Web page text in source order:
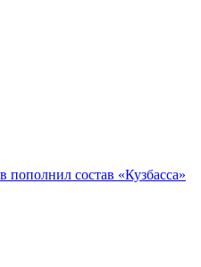
состав «Кузбасса»